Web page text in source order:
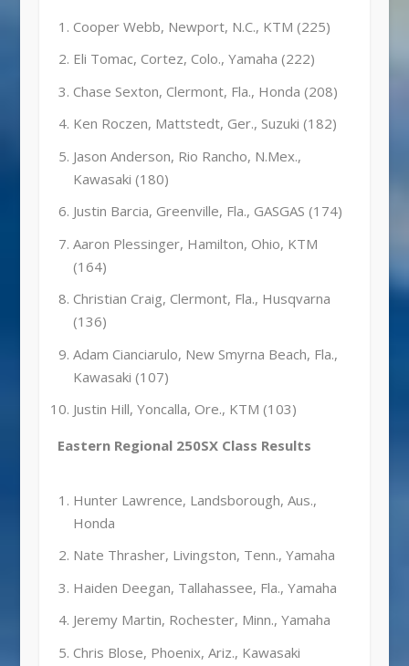
Cooper Webb, Newport, N.C., KTM (225)
Eli Tomac, Cortez, Colo., Yamaha (222)
Chase Sexton, Clermont, Fla., Honda (208)
Ken Roczen, Mattstedt, Ger., Suzuki (182)
Jason Anderson, Rio Rancho, N.Mex.,
Kawasaki (180)
Justin Barcia, Greenville, Fla., GASGAS (174)
Aaron Plessinger, Hamilton, Ohio, KTM
(164)
Christian Craig, Clermont, Fla., Husqvarna
(136)
Adam Cianciarulo, New Smyrna Beach, Fla.,
Kawasaki (107)
Justin Hill, Yoncalla, Ore., KTM (103)
Eastern Regional 250SX Class Results
Hunter Lawrence, Landsborough, Aus.,
Honda
Nate Thrasher, Livingston, Tenn., Yamaha
Haiden Deegan, Tallahassee, Fla., Yamaha
Jeremy Martin, Rochester, Minn., Yamaha
Chris Blose, Phoenix, Ariz., Kawasaki